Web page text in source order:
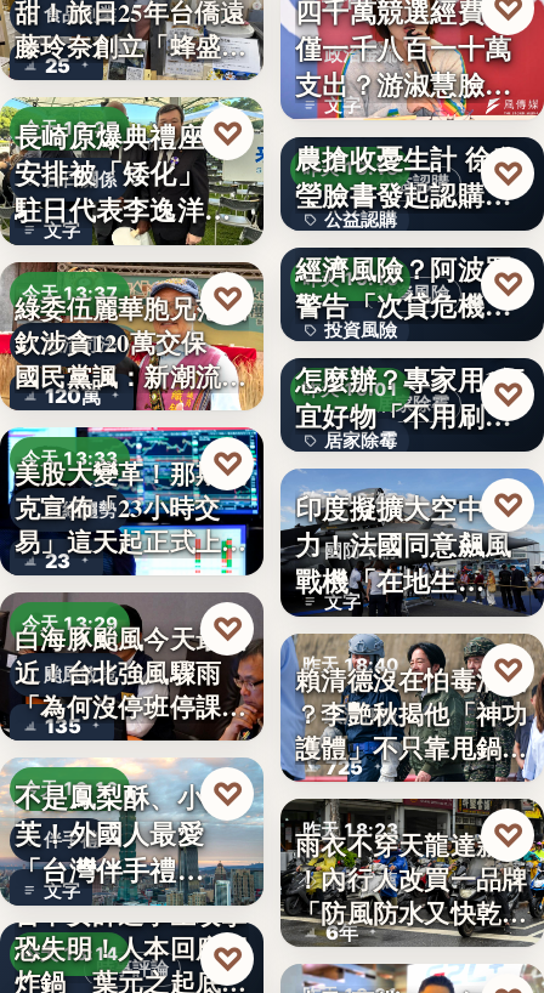
食品創業
25
甜！旅日25年台僑遠
藤玲奈創立「蜂盛
貴…
今天 13:37
台日關係
文字
長崎原爆典禮座位
安排被「矮化」
駐日代表李逸洋缺
席抗議：…
♡
今天 13:37
政治司法
120萬
綠委伍麗華胞兄范織
欽涉貪120萬交保
國民黨諷：新潮流
下…
♡
今天 13:33
財經趨勢
23
美股大變革！那斯達
克宣佈「23小時交
易」這天起正式上
路，…
♡
今天 13:29
颱風政策
135
白海豚颱風今天最接
近！台北強風驟雨
「為何沒停班停課」
？蔣…
♡
今天 13:16
伴手禮
文字
不是鳳梨酥、小泡
芙！外國人最愛
「台灣伴手禮
TOP5」冠軍…
♡
時事評論
今天 13:14
台中女師遭學生攻擊
恐失明！人本回應網
炸鍋 葉元之起底
♡
政治金流
文字
四千萬競選經費，
僅一千八百一十萬
支出？游淑慧臉書
追問鄭：…
♡
公益認購
昨天 19:15
公益認購
文字
颱風來襲 五峰鄉果
農搶收憂生計 徐欣
瑩臉書發起認購水
梨行…
♡
投資風險
昨天 19:10
投資風險
文字
AI投資恐成下一個
經濟風險？阿波羅
警告「次貸危機
式」逆轉…
♡
居家除霉
昨天 19:01
居家除霉
文字
牆壁反覆潮濕發霉
怎麼辦？專家用1便
宜好物「不用刷清
除陳年…
♡
昨天 18:45
國防軍購
文字
印度擬擴大空中戰
力！法國同意飆風
戰機「在地生
產」，機隊規…
♡
昨天 18:40
政治評論
725
賴清德沒在怕毒油案
？李艷秋揭他「神功
護體」不只靠甩鍋盧
秀…
♡
昨天 18:23
雨衣推薦
6年
雨衣不穿天龍達新牌
！內行人改買一品牌
「防風防水又快乾、
穿…
♡